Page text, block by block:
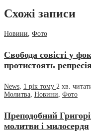
Схожі записи
Новини, Фото
Свобода совісті у
протистоять
News, 1 рік тому 2 хв.
Молитва, Новини, Фото
Преподобний
молитви і милосердя